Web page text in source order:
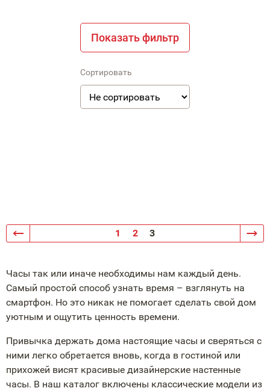
1 2 3
Часы так или иначе необходимы нам каждый день.
Самый простой способ узнать время – взглянуть на
смартфон. Но это никак не помогает сделать свой дом
уютным и ощутить ценность времени.
Привычка держать дома настоящие часы и сверяться с
ними легко обретается вновь, когда в гостиной или
прихожей висят красивые дизайнерские настенные
часы. В наш каталог включены классические модели из
Показать фильтр
Сортировать